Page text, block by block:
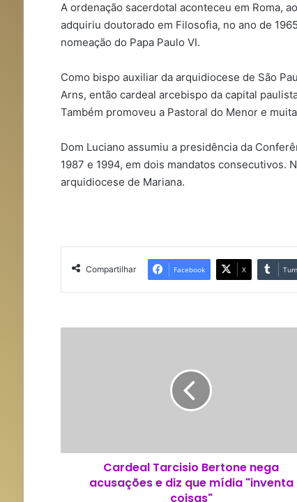
A ordenação sacerdotal aconteceu em Roma,
adquiriu doutorado em Filosofia, no ano de
nomeação do Papa Paulo VI.
Como bispo auxiliar da arquidiocese de São
Arns, então cardeal arcebispo da capital
Também promoveu a Pastoral do Menor e
Dom Luciano assumiu a presidência da
1987 e 1994, em dois mandatos consecutivos.
arquidiocese de Mariana.
Compartilhar Facebook X
a
Cardeal Tarcisio Bertone nega
acusações e diz que mídia "inventa
coisas"